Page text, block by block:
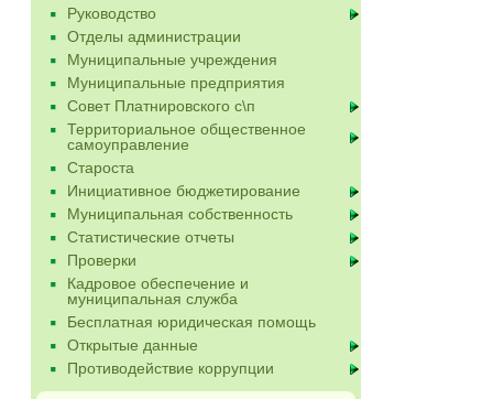
Руководство
Отделы администрации
Муниципальные учреждения
Муниципальные предприятия
Совет Платнировского с\п
Территориальное общественное
самоуправление
Староста
Инициативное бюджетирование
Муниципальная собственность
Статистические отчеты
Проверки
Кадровое обеспечение и
муниципальная служба
Бесплатная юридическая помощь
Открытые данные
Противодействие коррупции